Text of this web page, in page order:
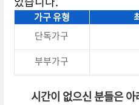
가구 유형
단독가구
부부가구
시간이 없으신 분들은 아